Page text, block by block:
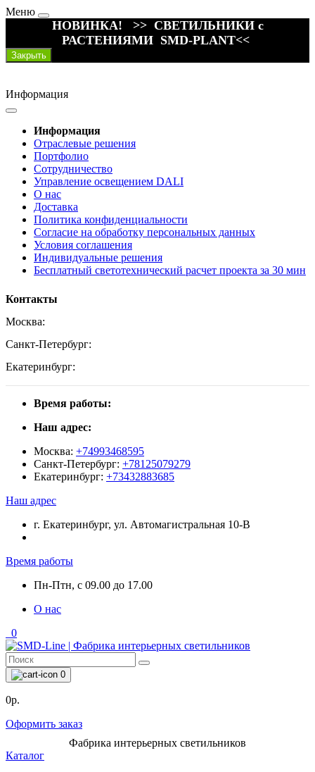
Меню
НОВИНКА! >> СВЕТИЛЬНИКИ с
РАСТЕНИЯМИ SMD-PLANT<<
Закрыть
Информация
Информация
Отраслевые решения
Портфолио
Сотрудничество
Управление освещением DALI
О нас
Доставка
Политика конфиденциальности
Согласие на обработку персональных данных
Условия соглашения
Индивидуальные решения
Бесплатный светотехнический расчет проекта за 30 мин
Контакты
Москва:
Санкт-Петербург:
Екатеринбург:
Время работы:
Наш адрес:
Москва: +74993468595
Санкт-Петербург: +78125079279
Екатеринбург: +73432883685
Наш адрес
г. Екатеринбург, ул. Автомагистральная 10-В
Время работы
Пн-Птн, с 09.00 до 17.00
О нас
0
0
0р.
Оформить заказ
Фабрика интерьерных светильников
Каталог